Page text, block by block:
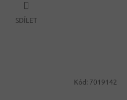
SDÍLET
Kód: 7019142